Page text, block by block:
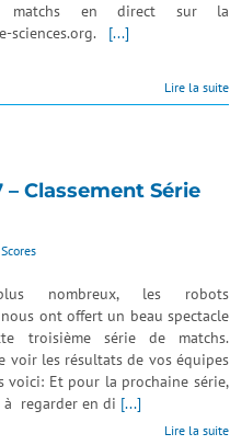
matchs en direct sur la
sciences.org. [...]
Lire la suite
– Classement Série
Scores
nombreux, les robots
ont offert un beau spectacle
troisième série de matchs.
voir les résultats de vos équipes
voici: Et pour la prochaine série,
à regarder en di [...]
Lire la suite